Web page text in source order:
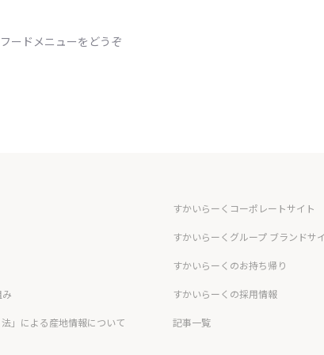
ードメニューをどうぞ
法」による産地情報について
すかいらーくコーポレートサイト
すかいらーくグループ ブランドサ
すかいらーくのお持ち帰り
すかいらーくの採用情報
記事一覧